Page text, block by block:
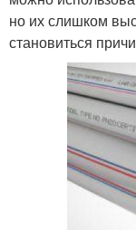
но их слишком
становиться